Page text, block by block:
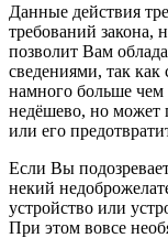
Данные действия
требований закона,
позволит Вам
сведениями, так как
намного больше чем
недёшево, но может
или его
Если Вы
некий
устройство или
При этом вовсе